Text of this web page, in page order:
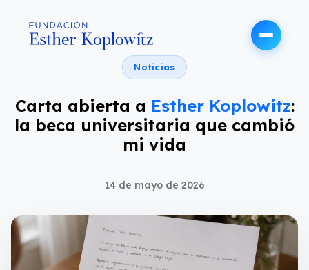
Noticias
Carta abierta a Esther Koplowitz:
la beca universitaria que cambió
mi vida
14 de mayo de 2026